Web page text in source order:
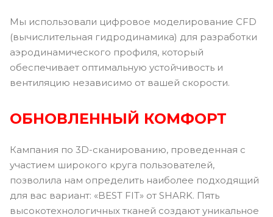
Мы использовали цифровое моделирование CFD
(вычислительная гидродинамика) для разработки
аэродинамического профиля, который
обеспечивает оптимальную устойчивость и
вентиляцию независимо от вашей скорости.
ОБНОВЛЕННЫЙ КОМФОРТ
Кампания по 3D-сканированию, проведенная с
участием широкого круга пользователей,
позволила нам определить наиболее подходящий
для вас вариант: «BEST FIT» от SHARK. Пять
высокотехнологичных тканей создают уникальное